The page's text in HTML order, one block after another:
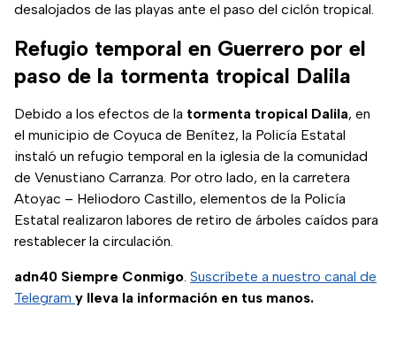
desalojados de las playas ante el paso del ciclón tropical.
Refugio temporal en Guerrero por el
paso de la tormenta tropical Dalila
Debido a los efectos de la tormenta tropical Dalila, en
el municipio de Coyuca de Benítez, la Policía Estatal
instaló un refugio temporal en la iglesia de la comunidad
de Venustiano Carranza. Por otro lado, en la carretera
Atoyac – Heliodoro Castillo, elementos de la Policía
Estatal realizaron labores de retiro de árboles caídos para
restablecer la circulación.
adn40 Siempre Conmigo. Suscríbete a nuestro canal de
Telegram y lleva la información en tus manos.